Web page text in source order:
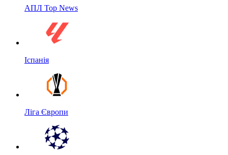
АПЛ Top News
Іспанія
Ліга Європи